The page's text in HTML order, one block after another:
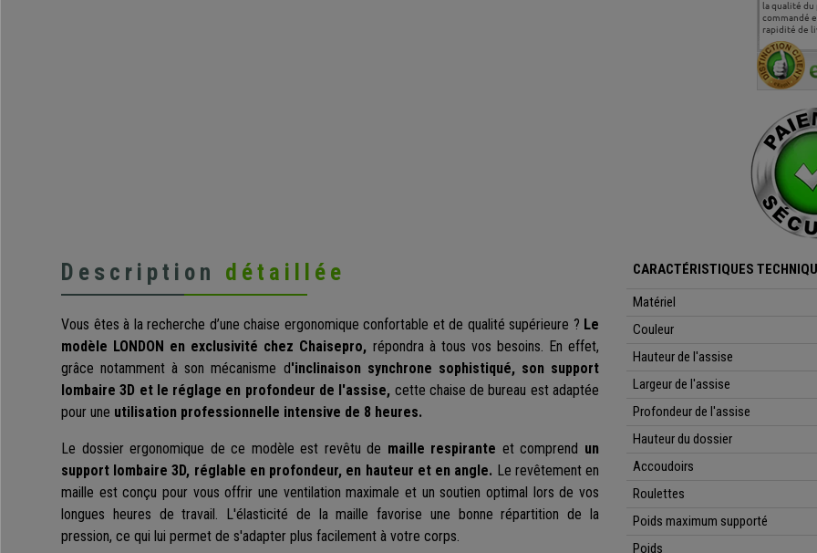
la qualité
commandé
rapidité de
Description détaillée
Vous êtes à la recherche d’une chaise ergonomique confortable et de qualité supérieure ? Le
modèle LONDON en exclusivité chez Chaisepro, répondra à tous vos besoins. En effet,
grâce notamment à son mécanisme d'inclinaison synchrone sophistiqué, son support
lombaire 3D et le réglage en profondeur de l'assise, cette chaise de bureau est adaptée
pour une utilisation professionnelle intensive de 8 heures.
Le dossier ergonomique de ce modèle est revêtu de maille respirante et comprend un
support lombaire 3D, réglable en profondeur, en hauteur et en angle. Le revêtement en
maille est conçu pour vous offrir une ventilation maximale et un soutien optimal lors de vos
longues heures de travail. L'élasticité de la maille favorise une bonne répartition de la
pression, ce qui lui permet de s'adapter plus facilement à votre corps.
CARACTÉRISTIQUES
Matériel
Couleur
Hauteur de l'assise
Largeur de l'assise
Profondeur de l'assise
Hauteur du dossier
Accoudoirs
Roulettes
Poids maximum supporté
Poids